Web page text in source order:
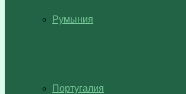
Румыния
Португалия